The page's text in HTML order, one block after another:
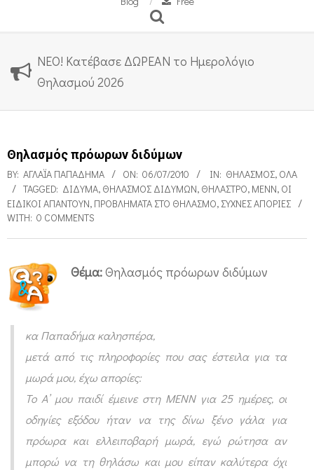
Search
ΝΕΟ! Κατέβασε ΔΩΡΕΑΝ το Ημερολόγιο
Θηλασμού 2026
Θηλασμός πρόωρων διδύμων
BY: ΑΓΛΑΪ́Α ΠΑΠΑΔΉΜΑ ON: 06/07/2010 IN: ΘΗΛΑΣΜΌΣ, ΌΛΑ
TAGGED: ΔΊΔΥΜΑ, ΘΗΛΑΣΜΌΣ ΔΙΔΎΜΩΝ, ΘΉΛΑΣΤΡΟ, ΜΕΝΝ, ΟΙ
ΕΙΔΙΚΟΊ ΑΠΑΝΤΟΎΝ, ΠΡΟΒΛΉΜΑΤΑ ΣΤΟ ΘΗΛΑΣΜΌ, ΣΥΧΝΈΣ ΑΠΟΡΊΕΣ
WITH: 0 COMMENTS
Θ
Θέμα:Θηλασμός πρόωρων διδύμων
κα Παπαδήμα καλησπέρα,
μετά από τις πληροφορίες που σας έστειλα για τα
μωρά μου, έχω απορίες:
Το Α’ μου παιδί έμεινε στη ΜΕΝΝ για 25 ημέρες, οι
οδηγίες εξόδου ήταν να της δίνω ξένο γάλα για
πρόωρα και ελλειποβαρή μωρά, εγώ ρώτησα αν
μπορώ να τη θηλάσω και μου είπαν καλύτερα όχι